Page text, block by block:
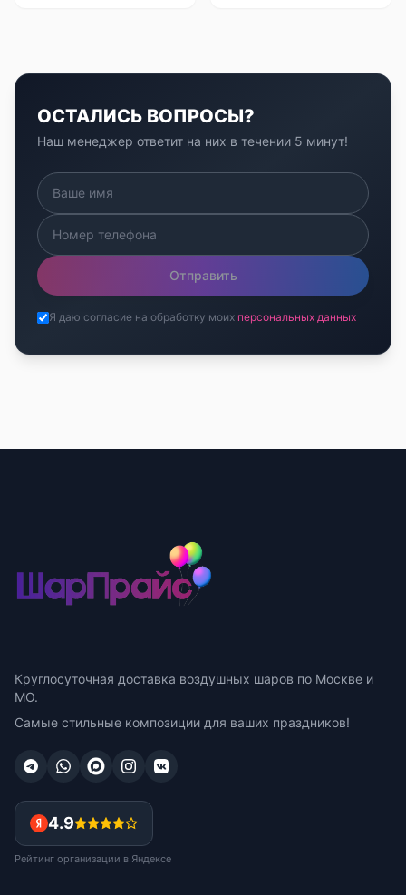
ОСТАЛИСЬ ВОПРОСЫ?
Наш менеджер ответит на них в течении 5 минут!
Отправить
Я даю согласие на обработку моих персональных данных
Круглосуточная доставка воздушных шаров по Москве и
МО.
Самые стильные композиции для ваших праздников!
4.9
Рейтинг организации в Яндексе